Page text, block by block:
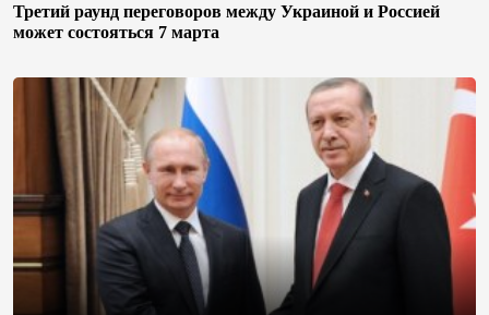
Третий раунд переговоров между Украиной и Россией
может состояться 7 марта